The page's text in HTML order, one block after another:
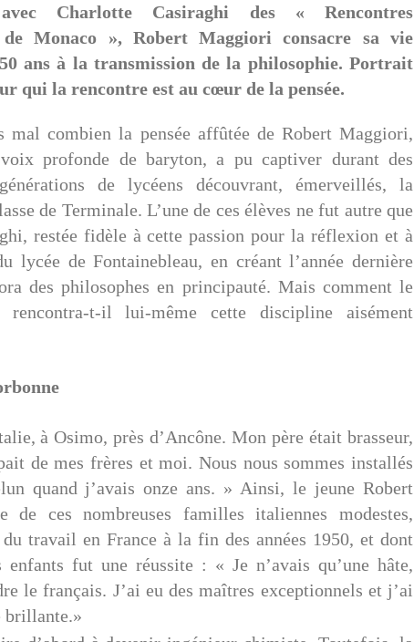
avec Charlotte Casiraghi des « Rencontres
de Monaco », Robert Maggiori consacre sa vie
ans à la transmission de la philosophie. Portrait
qui la rencontre est au cœur de la pensée.
mal combien la pensée affûtée de Robert Maggiori,
profonde de baryton, a pu captiver durant des
de lycéens découvrant, émerveillés, la
de Terminale. L’une de ces élèves ne fut autre que
restée fidèle à cette passion pour la réflexion et à
lycée de Fontainebleau, en créant l’année dernière
des philosophes en principauté. Mais comment le
rencontra-t-il lui-même cette discipline aisément
à Osimo, près d’Ancône. Mon père était brasseur,
de mes frères et moi. Nous nous sommes installés
quand j’avais onze ans. » Ainsi, le jeune Robert
de ces nombreuses familles italiennes modestes,
du travail en France à la fin des années 1950, et dont
enfants fut une réussite : « Je n’avais qu’une hâte,
le français. J’ai eu des maîtres exceptionnels et j’ai
brillante.»